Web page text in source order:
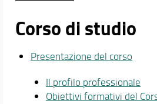
Corso di studio
Presentazione del corso
Il profilo professionale
Obiettivi formativi del